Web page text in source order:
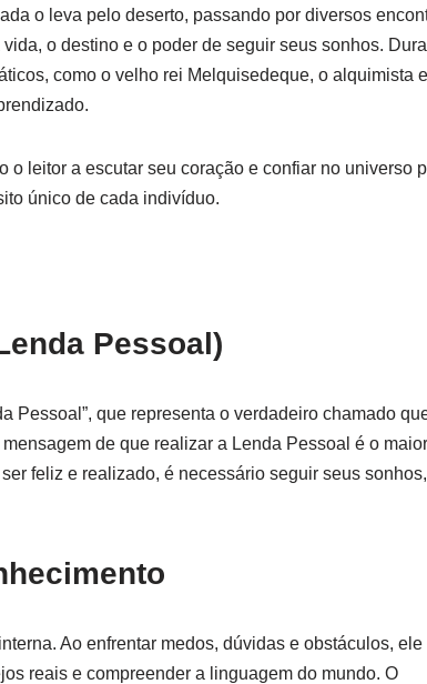
o leva pelo deserto, passando por diversos
o destino e o poder de seguir seus sonhos.
como o velho rei Melquisedeque, o alquimista
o leitor a escutar seu coração e confiar no universo
único de cada indivíduo.
Pessoal)
Pessoal”, que representa o verdadeiro chamado
de que realizar a Lenda Pessoal é o maior
feliz e realizado, é necessário seguir seus sonhos,
Ao enfrentar medos, dúvidas e obstáculos, ele
reais e compreender a linguagem do mundo. O